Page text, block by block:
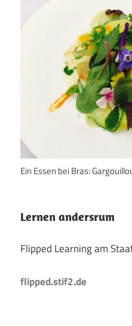
Ein Essen bei Bras:
Lernen andersrum
Flipped Learning am
flipped.stif2.de